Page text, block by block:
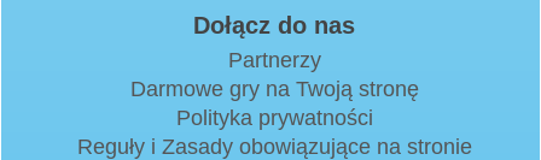
Dołącz do nas
Partnerzy
Darmowe gry na Twoją stronę
Polityka prywatności
Reguły i Zasady obowiązujące na stronie